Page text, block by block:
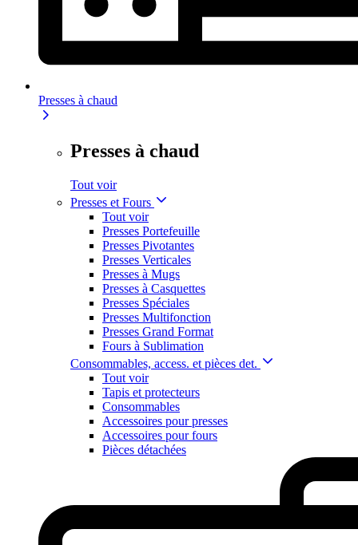
Presses à chaud
Presses à chaud
Tout voir
Presses et Fours
Tout voir
Presses Portefeuille
Presses Pivotantes
Presses Verticales
Presses à Mugs
Presses à Casquettes
Presses Spéciales
Presses Multifonction
Presses Grand Format
Fours à Sublimation
Consommables, access. et pièces det.
Tout voir
Tapis et protecteurs
Consommables
Accessoires pour presses
Accessoires pour fours
Pièces détachées